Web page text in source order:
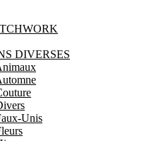
DIVERSES
Unis